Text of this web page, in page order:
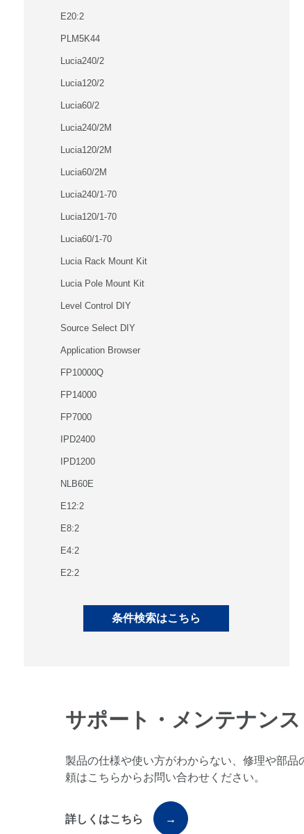
E20:2
PLM5K44
Lucia240/2
Lucia120/2
Lucia60/2
Lucia240/2M
Lucia120/2M
Lucia60/2M
Lucia240/1-70
Lucia120/1-70
Lucia60/1-70
Lucia Rack Mount Kit
Lucia Pole Mount Kit
Level Control DIY
Source Select DIY
Application Browser
FP10000Q
FP14000
FP7000
IPD2400
IPD1200
NLB60E
E12:2
E8:2
E4:2
E2:2
サポート・メンテナンス
製品の仕様や使い方がわからない、修理や部品
頼はこちらからお問い合わせください。
詳しくはこちら →